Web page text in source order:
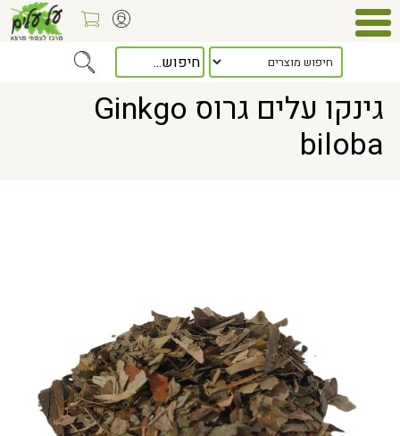
> גינקו עלים גרוס Ginkgo biloba
גינקו עלים גרוס Ginkgo
biloba